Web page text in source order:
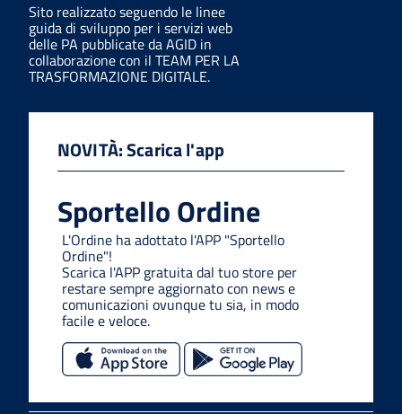
Sito realizzato seguendo le linee
guida di sviluppo per i servizi web
delle PA pubblicate da AGID in
collaborazione con il TEAM PER LA
TRASFORMAZIONE DIGITALE.
NOVITÀ: Scarica l'app
Sportello Ordine
L'Ordine ha adottato l'APP "Sportello
Ordine"!
Scarica l'APP gratuita dal tuo store per
restare sempre aggiornato con news e
comunicazioni ovunque tu sia, in modo
facile e veloce.